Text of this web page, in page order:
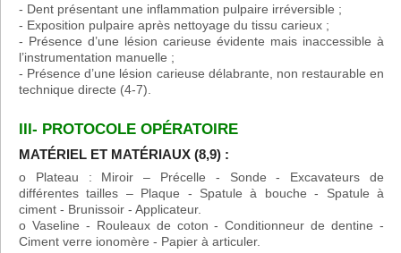
- Dent présentant une inflammation pulpaire irréversible ;
- Exposition pulpaire après nettoyage du tissu carieux ;
- Présence d’une lésion carieuse évidente mais inaccessible à
l’instrumentation manuelle ;
- Présence d’une lésion carieuse délabrante, non restaurable en
technique directe (4-7).
III- PROTOCOLE OPÉRATOIRE
MATÉRIEL ET MATÉRIAUX (8,9) :
o Plateau : Miroir – Précelle - Sonde - Excavateurs de
différentes tailles – Plaque - Spatule à bouche - Spatule à
ciment - Brunissoir - Applicateur.
o Vaseline - Rouleaux de coton - Conditionneur de dentine -
Ciment verre ionomère - Papier à articuler.